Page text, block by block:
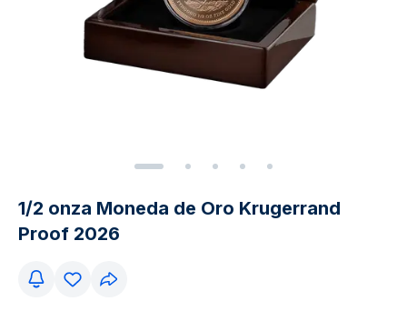
1/2 onza Moneda de Oro Krugerrand
Proof 2026